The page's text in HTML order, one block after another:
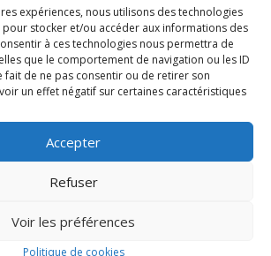
expériences, nous utilisons des technologies
stocker et/ou accéder aux informations des
à ces technologies nous permettra de
que le comportement de navigation ou les ID
fait de ne pas consentir ou de retirer son
un effet négatif sur certaines caractéristiques
Accepter
Refuser
Voir les préférences
Politique de cookies